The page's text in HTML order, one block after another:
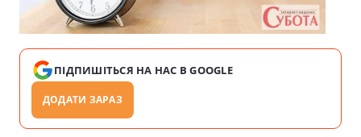
ПІДПИШІТЬСЯ НА НАС В GOOGLE
ДОДАТИ ЗАРАЗ